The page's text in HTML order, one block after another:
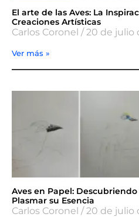
El arte de las Aves: La
Creaciones Artísticas
Carlos Coronel 20 de julio
Ver más »
Aves en Papel:
Plasmar su Esencia
Carlos Coronel 20 de julio